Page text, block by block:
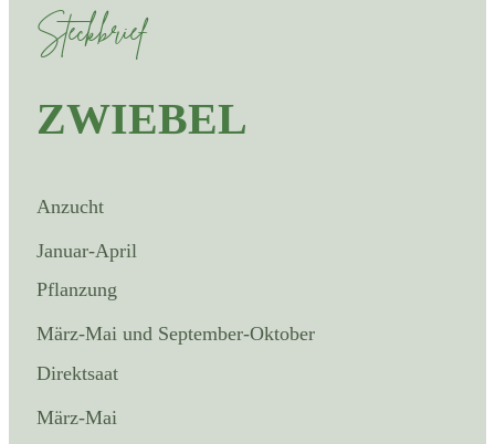
Steckbrief
ZWIEBEL
Anzucht
Januar-April
Pflanzung
März-Mai und September-Oktober
Direktsaat
März-Mai